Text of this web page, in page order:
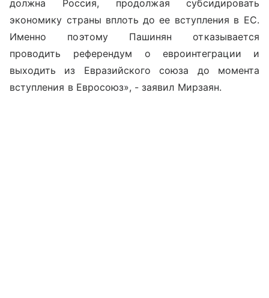
должна Россия, продолжая субсидировать
экономику страны вплоть до ее вступления в ЕС.
Именно поэтому Пашинян отказывается
проводить референдум о евроинтеграции и
выходить из Евразийского союза до момента
вступления в Евросоюз», - заявил Мирзаян.